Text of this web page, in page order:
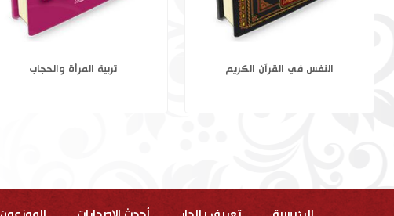
النفس في القرآن الكريم فضائل سورة الفاتحة وخواصها